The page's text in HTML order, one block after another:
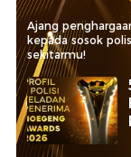
Ajang
kepada sosok
sekitarmu!